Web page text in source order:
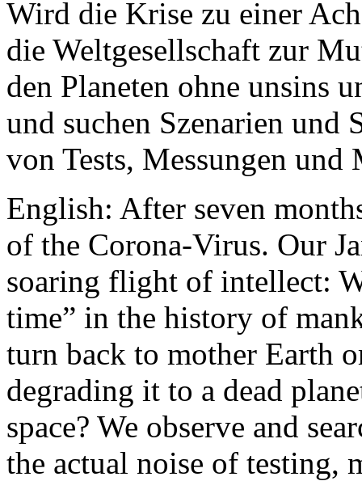
Wird die Krise zu einer
die Weltgesellschaft zur
den Planeten ohne unsins
und suchen Szenarien und
von Tests, Messungen und
English: After seven
of the Corona-Virus. Our
soaring flight of intellect:
time” in the history of
turn back to mother Earth
degrading it to a dead
space? We observe and
the actual noise of testing,